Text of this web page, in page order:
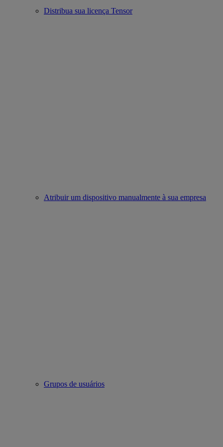
Distribua sua licença Tensor
Atribuir um dispositivo manualmente à sua empresa
Grupos de usuários